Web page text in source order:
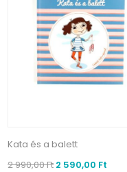
Kata és a balett
2 990,00 Ft 2 590,00 Ft